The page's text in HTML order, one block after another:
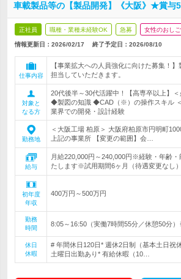
車載製品等の【製品開発】《大阪》★賞与5
正社員 職種・業種未経験OK 急募 女性のおし
情報更新日：2026/02/17 終了予定日： 2026/08/10
仕事内容
【事業拡大への人員強化に向けた募集！
担当していただきます。
対象と
なる方
20代後半～30代活躍中！【高専卒以上】
◆製図の知識 ◆CAD（※）の操作スキル
業界での開発・設計経験
勤務地
＜大阪工場 柏原＞ 大阪府柏原市円明町
上記の事業所 【変更の範囲】会…
給与
月給220,000円～240,000円※経験・年齢
たします※試用期間6ヶ月（待遇変更なし）
初年度
年収
400万円～500万円
勤務
時間
8:05～16:50（実働7時間55分／休憩50分
休日
休暇
# 年間休日120日* 週休2日制（基本土日祝
土曜日出勤あり* 有給休暇（10…